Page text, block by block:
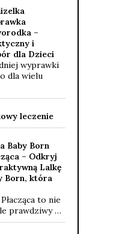
–
i
dla Dzieci
wyprawki
dla wielu
leczenie
Baby Born
– Odkryj
Lalkę
Born, która
to nie
prawdziwy …